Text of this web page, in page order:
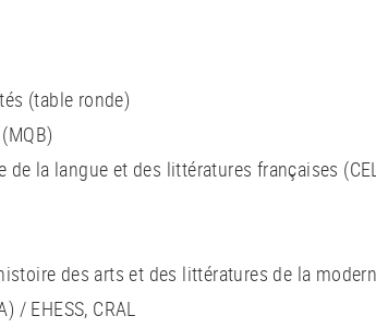
(table ronde)
la langue et des littératures françaises
des arts et des littératures de la
/ EHESS, CRAL